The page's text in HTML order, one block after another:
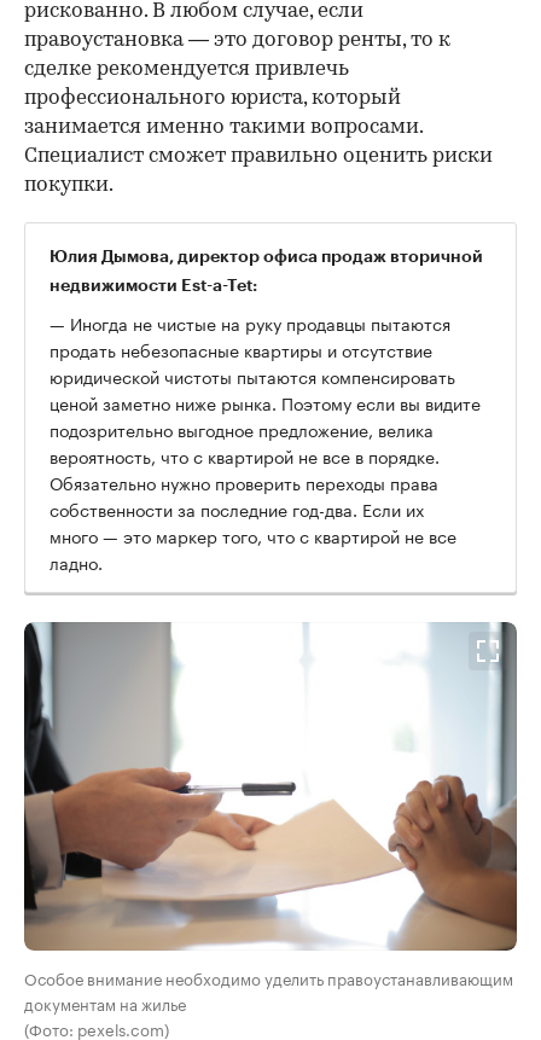
рискованно. В любом случае, если
правоустановка — это договор ренты, то к
сделке рекомендуется привлечь
профессионального юриста, который
занимается именно такими вопросами.
Специалист сможет правильно оценить риски
покупки.
Юлия Дымова, директор офиса продаж вторичной
недвижимости Est-a-Tet:
— Иногда не чистые на руку продавцы пытаются
продать небезопасные квартиры и отсутствие
юридической чистоты пытаются компенсировать
ценой заметно ниже рынка. Поэтому если вы видите
подозрительно выгодное предложение, велика
вероятность, что с квартирой не все в порядке.
Обязательно нужно проверить переходы права
собственности за последние год-два. Если их
много — это маркер того, что с квартирой не все
ладно.
Особое внимание необходимо уделить правоустанавливающим
документам на жилье
(Фото: pexels.com)